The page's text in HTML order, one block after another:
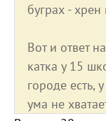
буграх -
Вот и ответ
катка у 15
городе есть,
ума не